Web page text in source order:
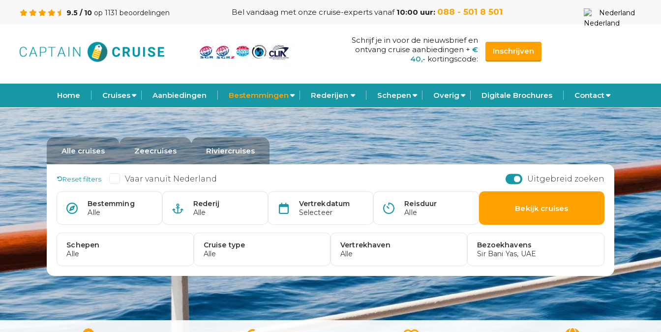
9.5 / 10 op 1131 beoordelingen Bel vandaag met onze cruise-experts vanaf 10:00 uur: 088 - 501 8 501 Nederland
Schrijf je in voor de nieuwsbrief en
ontvang cruise aanbiedingen + €
40,- kortingscode:
Inschrijven
Home Cruises Aanbiedingen Bestemmingen Rederijen Schepen Overig Digitale Brochures Contact